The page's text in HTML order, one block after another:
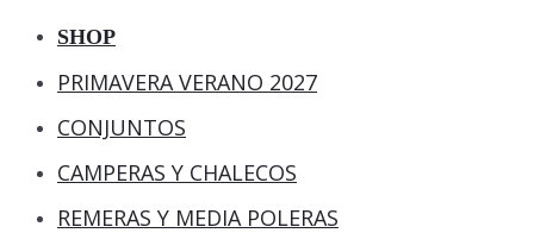
SHOP
PRIMAVERA VERANO 2027
CONJUNTOS
CAMPERAS Y CHALECOS
REMERAS Y MEDIA POLERAS